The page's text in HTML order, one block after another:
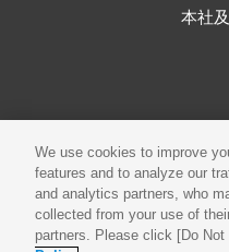
本社
We use cookies to improve
features and to analyze our
and analytics partners, who
collected from your use of
partners. Please click [Do